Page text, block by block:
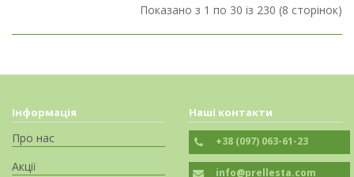
Показано з 1 по 30 із 230 (8 сторінок)
Інформація
Про нас
Акції
Наші контакти
+38 (097) 063-61-23
info@prellesta.com